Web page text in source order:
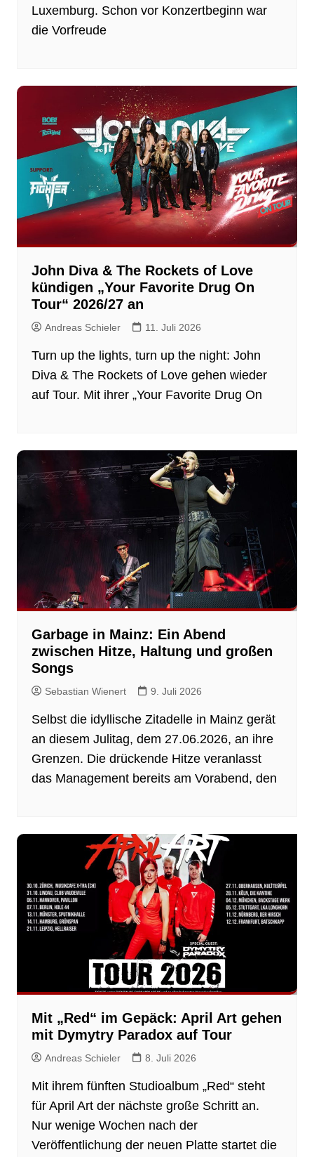
Luxemburg. Schon vor Konzertbeginn war
die Vorfreude
John Diva & The Rockets of Love
kündigen „Your Favorite Drug On
Tour“ 2026/27 an
Andreas Schieler 11. Juli 2026
Turn up the lights, turn up the night: John
Diva & The Rockets of Love gehen wieder
auf Tour. Mit ihrer „Your Favorite Drug On
Garbage in Mainz: Ein Abend
zwischen Hitze, Haltung und großen
Songs
Sebastian Wienert 9. Juli 2026
Selbst die idyllische Zitadelle in Mainz gerät
an diesem Julitag, dem 27.06.2026, an ihre
Grenzen. Die drückende Hitze veranlasst
das Management bereits am Vorabend, den
Mit „Red“ im Gepäck: April Art gehen
mit Dymytry Paradox auf Tour
Andreas Schieler 8. Juli 2026
Mit ihrem fünften Studioalbum „Red“ steht
für April Art der nächste große Schritt an.
Nur wenige Wochen nach der
Veröffentlichung der neuen Platte startet die